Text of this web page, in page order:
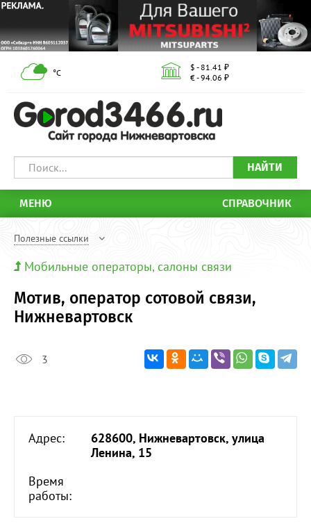
°С
$ - 81.41 ₽
€ - 94.06 ₽
НАЙТИ
МЕНЮ СПРАВОЧНИК
Полезные ссылки
Мобильные операторы, салоны связи
Мотив, оператор сотовой связи,
Нижневартовск
3
Адрес:
628600, Нижневартовск, улица
Ленина, 15
Время
работы: